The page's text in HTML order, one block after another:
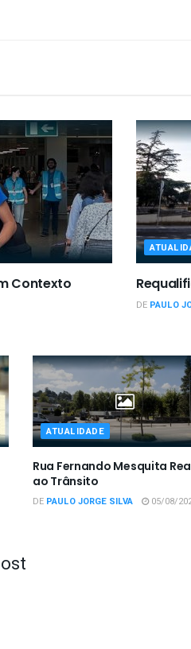
Contexto
DE PAULO
ATUALIDADE
Rua Fernando Mesquita
ao Trânsito
DE PAULO JORGE SILVA 05/08/